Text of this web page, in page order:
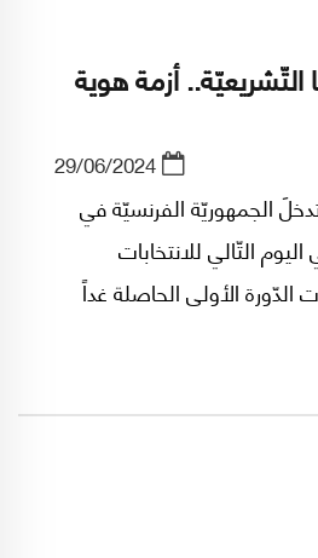
التّشريعيّة.. أزمة هوية
29/06/2024
الجمهوريّة الفرنسيّة في
التّالي للانتخابات
الدّورة الأولى الحاصلة غداً